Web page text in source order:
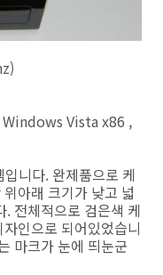
Vista x86 ,
니다. 완제품으로 케
아래 크기가 낮고 넓
전체적으로 검은색 케
인으로 되어있었습니
마크가 눈에 띄눈군